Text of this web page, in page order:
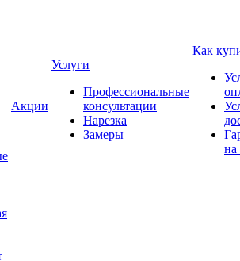
Акции
Услуги
Профессиональные
консультации
Нарезка
Замеры
Как
на